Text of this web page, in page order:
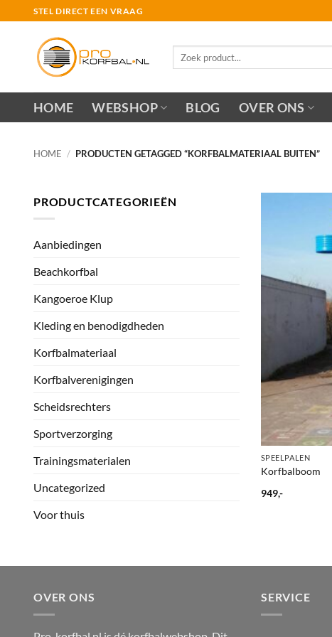
naar
STEL DIRECT EEN VRAAG
HOME WEBSHOP BLOG OVER ONS
HOME / PRODUCTEN GETAGGED “KORFBALMATERIAAL BUITEN”
PRODUCTCATEGORIEËN
Aanbiedingen
Beachkorfbal
Kangoeroe Klup
Kleding en benodigdheden
Korfbalmateriaal
Korfbalverenigingen
Scheidsrechters
Sportverzorging
Trainingsmaterialen
Uncategorized
Voor thuis
+
SPEELPALEN
Korfbalboom
949,-
OVER ONS SERVICE